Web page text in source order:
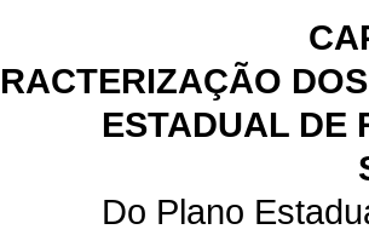
ESTADUAL DE
Do Plano